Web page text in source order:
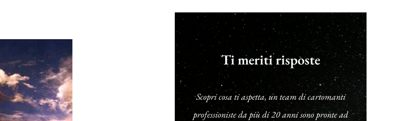
Ti meriti risposte
Scopri cosa ti aspetta, un team di cartomanti
professioniste da più di 20 anni sono pronte ad